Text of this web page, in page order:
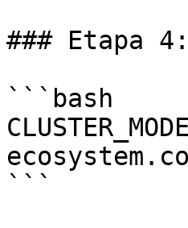
### Etapa
```bash
```